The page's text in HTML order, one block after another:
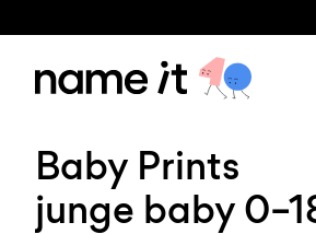
Baby Prints
junge baby